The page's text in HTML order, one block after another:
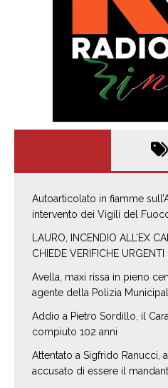
Autoarticolato in fiamme
intervento dei Vigili del
LAURO, INCENDIO ALL’EX
CHIEDE VERIFICHE URGENTI
Avella, maxi rissa in pieno
agente della Polizia
Addio a Pietro Sordillo, il
compiuto 102 anni
Attentato a Sigfrido Ranucci,
accusato di essere il